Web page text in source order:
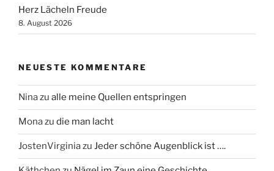
Herz Lächeln Freude
8. August 2026
NEUESTE KOMMENTARE
Ninazu alle meine Quellen entspringen
Monazu die man lacht
JostenVirginiazu Jeder schöne Augenblick ist ….